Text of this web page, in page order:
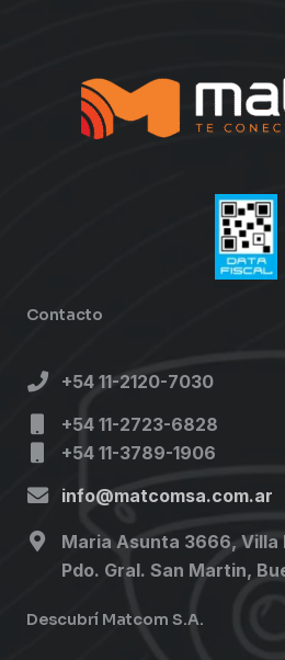
Contacto
+54 11-2120-7030
+54 11-2723-6828
+54 11-3789-1906
info@matcomsa.com.ar
Maria Asunta 3666, Villa
Pdo. Gral. San Martin,
Descubrí Matcom S.A.